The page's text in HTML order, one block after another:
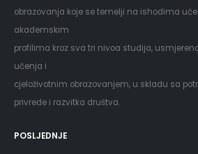
obrazovanja koje se temelji na ishodima
akademskim
profilima kroz sva tri nivoa studija,
učenja i
cjeloživotnim obrazovanjem, u skladu sa
privrede i razvitka društva.
POSLJEDNJE